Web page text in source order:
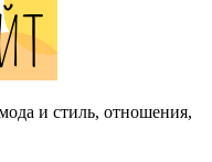
и стиль, отношения,